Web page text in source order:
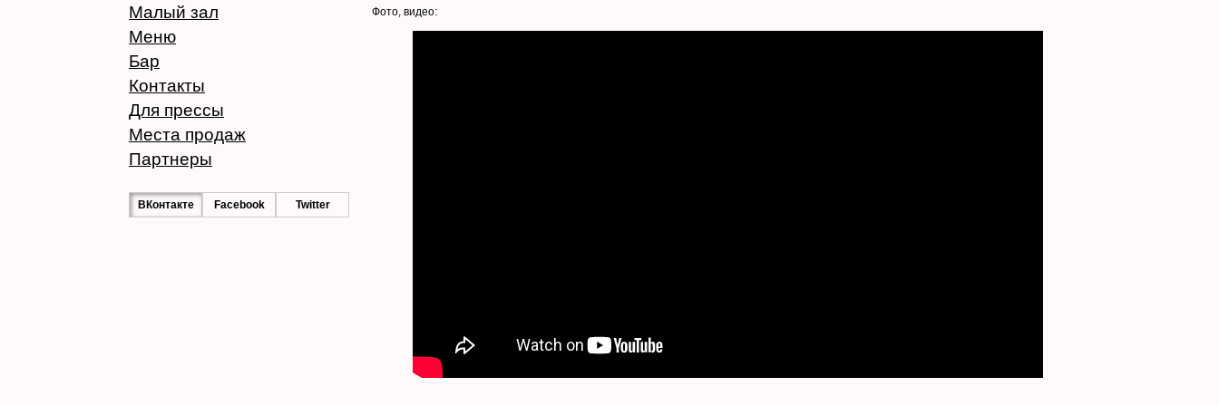
Малый зал
Меню
Бар
Контакты
Для прессы
Места продаж
Партнеры
ВКонтакте Facebook Twitter
Фото, видео: